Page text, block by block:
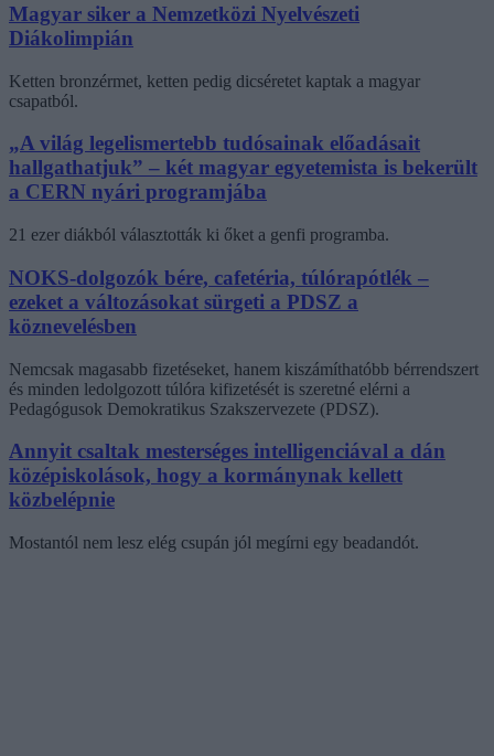
Magyar siker a Nemzetközi Nyelvészeti
Diákolimpián
Ketten bronzérmet, ketten pedig dicséretet kaptak a magyar
csapatból.
„A világ legelismertebb tudósainak előadásait
hallgathatjuk” – két magyar egyetemista is bekerült
a CERN nyári programjába
21 ezer diákból választották ki őket a genfi programba.
NOKS-dolgozók bére, cafetéria, túlórapótlék –
ezeket a változásokat sürgeti a PDSZ a
köznevelésben
Nemcsak magasabb fizetéseket, hanem kiszámíthatóbb bérrendszert
és minden ledolgozott túlóra kifizetését is szeretné elérni a
Pedagógusok Demokratikus Szakszervezete (PDSZ).
Annyit csaltak mesterséges intelligenciával a dán
középiskolások, hogy a kormánynak kellett
közbelépnie
Mostantól nem lesz elég csupán jól megírni egy beadandót.